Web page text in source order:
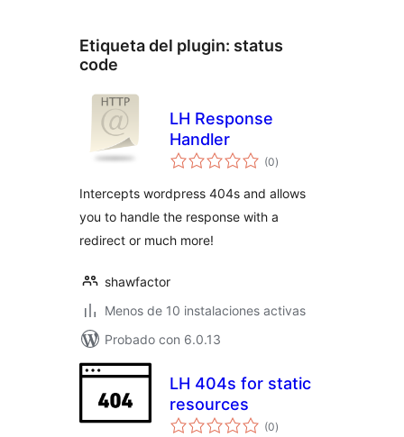
Etiqueta del plugin: status
code
LH Response
Handler
(0total
de
)
Intercepts wordpress 404s and allows
you to handle the response with a
redirect or much more!
shawfactor
Menos de 10 instalaciones activas
Probado con 6.0.13
LH 404s for static
resources
(0total
de
)